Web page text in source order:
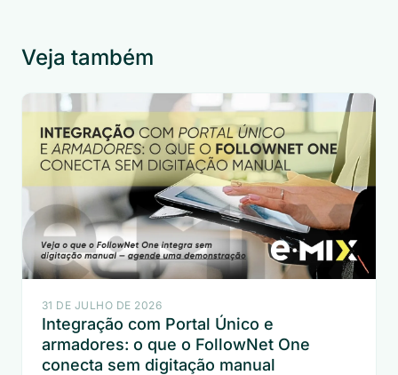
Veja também
31 DE JULHO DE 2026
Integração com Portal Único e
armadores: o que o FollowNet One
conecta sem digitação manual